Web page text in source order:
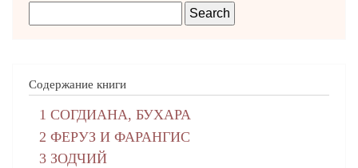
Содержание книги
1 СОГДИАНА, БУХАРА
2 ФЕРУЗ И ФАРАНГИС
3 ЗОДЧИЙ